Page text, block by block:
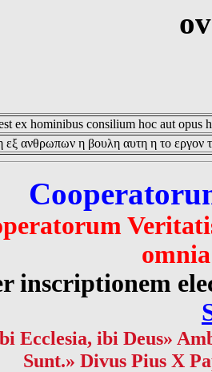
ex hominibus consilium hoc aut opus
εξ ανθρωπων η βουλη αυτη η το εργον
inscriptionem
Ecclesia, ibi Deus»
Sunt.» Divus Pius X